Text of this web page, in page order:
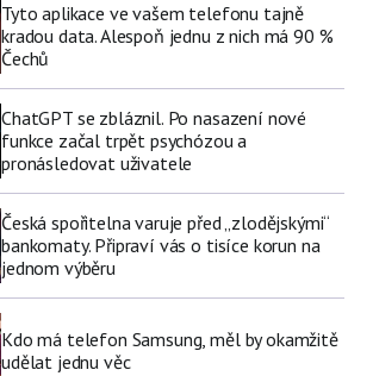
Tyto aplikace ve vašem telefonu tajně
kradou data. Alespoň jednu z nich má 90 %
Čechů
ChatGPT se zbláznil. Po nasazení nové
funkce začal trpět psychózou a
pronásledovat uživatele
Česká spořitelna varuje před „zlodějskými“
bankomaty. Připraví vás o tisíce korun na
jednom výběru
Kdo má telefon Samsung, měl by okamžitě
udělat jednu věc